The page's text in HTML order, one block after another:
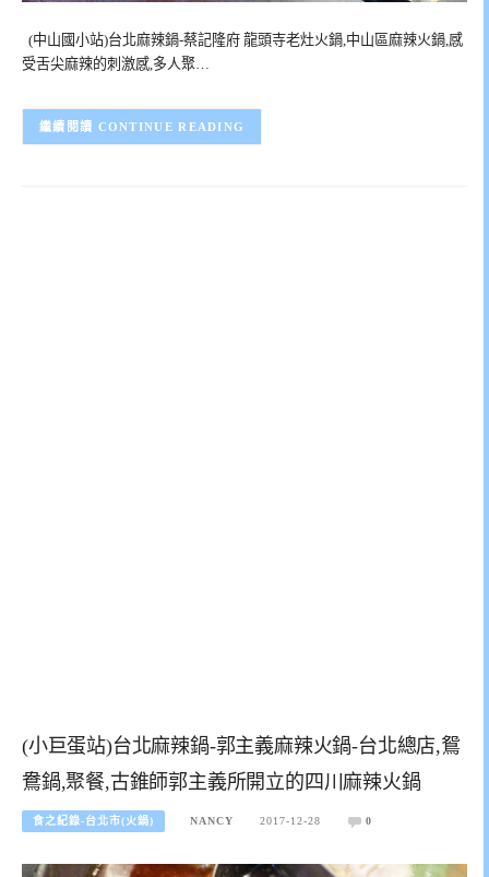
(中山國小站)台北麻辣鍋-蔡記隆府 龍頭寺老灶火鍋,中山區麻辣火鍋,感
受舌尖麻辣的刺激感,多人聚…
CONTINUE READING
(小巨蛋站)台北麻辣鍋-郭主義麻辣火鍋-台北總店,鴛
鴦鍋,聚餐,古錐師郭主義所開立的四川麻辣火鍋
食之紀錄-台北市(火鍋) NANCY 2017-12-28 0